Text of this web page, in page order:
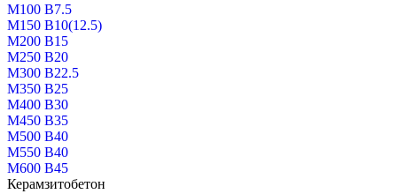
М100 В7.5
М150 В10(12.5)
М200 В15
М250 В20
М300 В22.5
М350 В25
М400 В30
М450 В35
М500 В40
М550 В40
М600 В45
Керамзитобетон